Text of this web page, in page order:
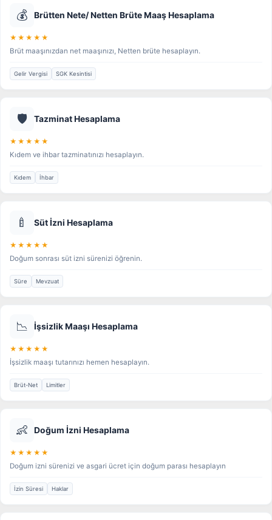
💰 Brütten Nete/ Netten Brüte Maaş Hesaplama
★★★★★
Brüt maaşınızdan net maaşınızı, Netten brüte hesaplayın.
Gelir Vergisi SGK Kesintisi
🛡️ Tazminat Hesaplama
★★★★★
Kıdem ve ihbar tazminatınızı hesaplayın.
Kıdem İhbar
🍼 Süt İzni Hesaplama
★★★★★
Doğum sonrası süt izni sürenizi öğrenin.
Süre Mevzuat
📉 İşsizlik Maaşı Hesaplama
★★★★★
İşsizlik maaşı tutarınızı hemen hesaplayın.
Brüt-Net Limitler
👶 Doğum İzni Hesaplama
★★★★★
Doğum izni sürenizi ve asgari ücret için doğum parası hesaplayın
İzin Süresi Haklar